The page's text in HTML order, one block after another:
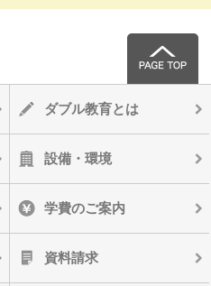
ダブル教育とは
設備・環境
学費のご案内
資料請求